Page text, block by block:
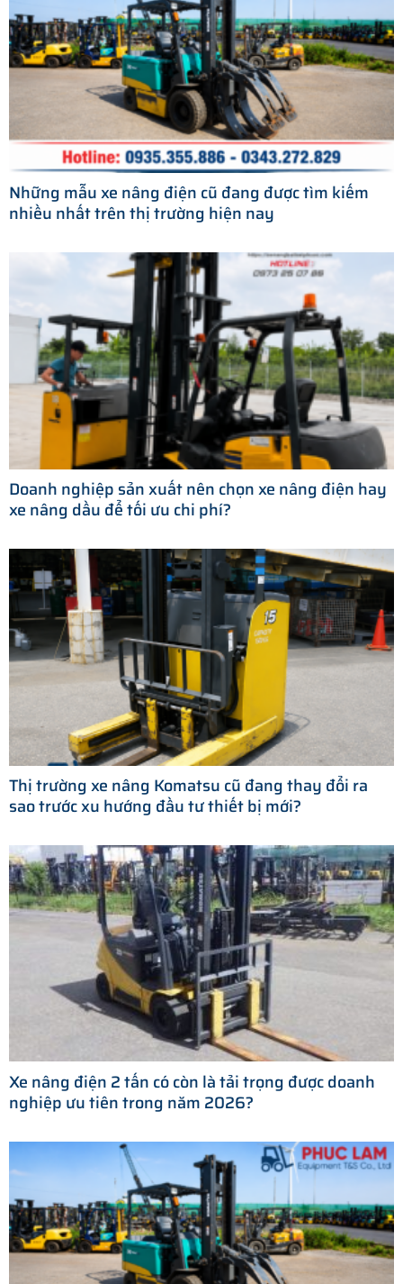
Những mẫu xe nâng điện cũ đang được tìm kiếm
nhiều nhất trên thị trường hiện nay
Doanh nghiệp sản xuất nên chọn xe nâng điện hay
xe nâng dầu để tối ưu chi phí?
Thị trường xe nâng Komatsu cũ đang thay đổi ra
sao trước xu hướng đầu tư thiết bị mới?
Xe nâng điện 2 tấn có còn là tải trọng được doanh
nghiệp ưu tiên trong năm 2026?